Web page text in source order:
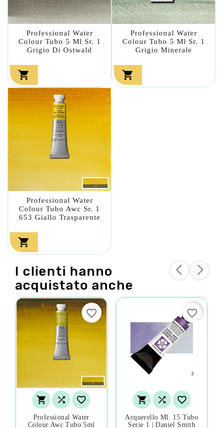
Professional Water
Colour Tubo 5 Ml Sr. 1
Grigio Di Ostwald

Professional Water
Colour Tubo 5 Ml Sr. 1
Grigio Minerale

Professional Water
Colour Tubo Awc Sr. 1
653 Giallo Trasparente

I clienti hanno
acquistato anche
  
Professional Water
Colour Awc Tubo 5ml
favorite_border
  
Acquerello Ml. 15 Tubo
Serie 1 | Daniel Smith
favorite_border